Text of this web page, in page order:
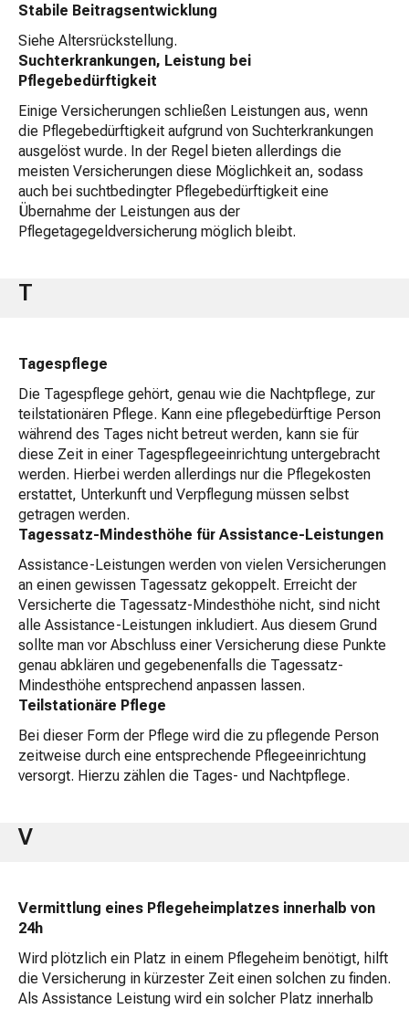
Stabile Beitragsentwicklung
Siehe Altersrückstellung.
Suchterkrankungen, Leistung bei
Pflegebedürftigkeit
Einige Versicherungen schließen Leistungen aus, wenn
die Pflegebedürftigkeit aufgrund von Suchterkrankungen
ausgelöst wurde. In der Regel bieten allerdings die
meisten Versicherungen diese Möglichkeit an, sodass
auch bei suchtbedingter Pflegebedürftigkeit eine
Übernahme der Leistungen aus der
Pflegetagegeldversicherung möglich bleibt.
T
Tagespflege
Die Tagespflege gehört, genau wie die Nachtpflege, zur
teilstationären Pflege. Kann eine pflegebedürftige Person
während des Tages nicht betreut werden, kann sie für
diese Zeit in einer Tagespflegeeinrichtung untergebracht
werden. Hierbei werden allerdings nur die Pflegekosten
erstattet, Unterkunft und Verpflegung müssen selbst
getragen werden.
Tagessatz-Mindesthöhe für Assistance-Leistungen
Assistance-Leistungen werden von vielen Versicherungen
an einen gewissen Tagessatz gekoppelt. Erreicht der
Versicherte die Tagessatz-Mindesthöhe nicht, sind nicht
alle Assistance-Leistungen inkludiert. Aus diesem Grund
sollte man vor Abschluss einer Versicherung diese Punkte
genau abklären und gegebenenfalls die Tagessatz-
Mindesthöhe entsprechend anpassen lassen.
Teilstationäre Pflege
Bei dieser Form der Pflege wird die zu pflegende Person
zeitweise durch eine entsprechende Pflegeeinrichtung
versorgt. Hierzu zählen die Tages- und Nachtpflege.
V
Vermittlung eines Pflegeheimplatzes innerhalb von
24h
Wird plötzlich ein Platz in einem Pflegeheim benötigt, hilft
die Versicherung in kürzester Zeit einen solchen zu finden.
Als Assistance Leistung wird ein solcher Platz innerhalb